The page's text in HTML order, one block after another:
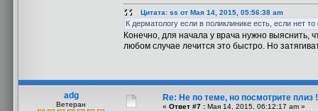
Цитата: ss от Мая 14, 2015, 05:56:38 am
К дерматологу если в поликлинике есть, если нет
Конечно, для начала у врача нужно выяснить,
любом случае лечится это быстро. Но
adg
Ветеран
Re: Не по теме, но посмотрите плиз
« Ответ #7 : Мая 14, 2015, 06:12:17 am »